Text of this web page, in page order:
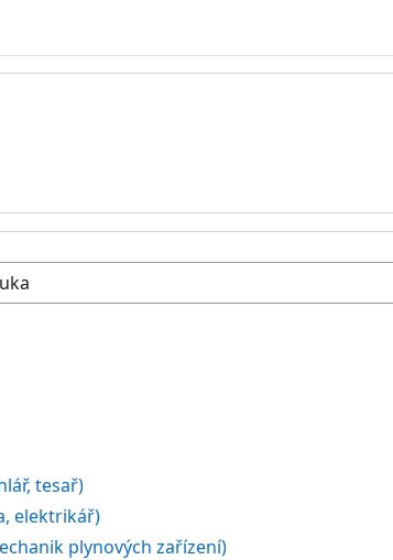
tesař)
elektrikář)
plynových zařízení)